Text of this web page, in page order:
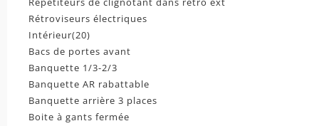
Rétroviseurs électriques
Intérieur(20)
Bacs de portes avant
Banquette 1/3-2/3
Banquette AR rabattable
Banquette arrière 3 places
Boite à gants fermée